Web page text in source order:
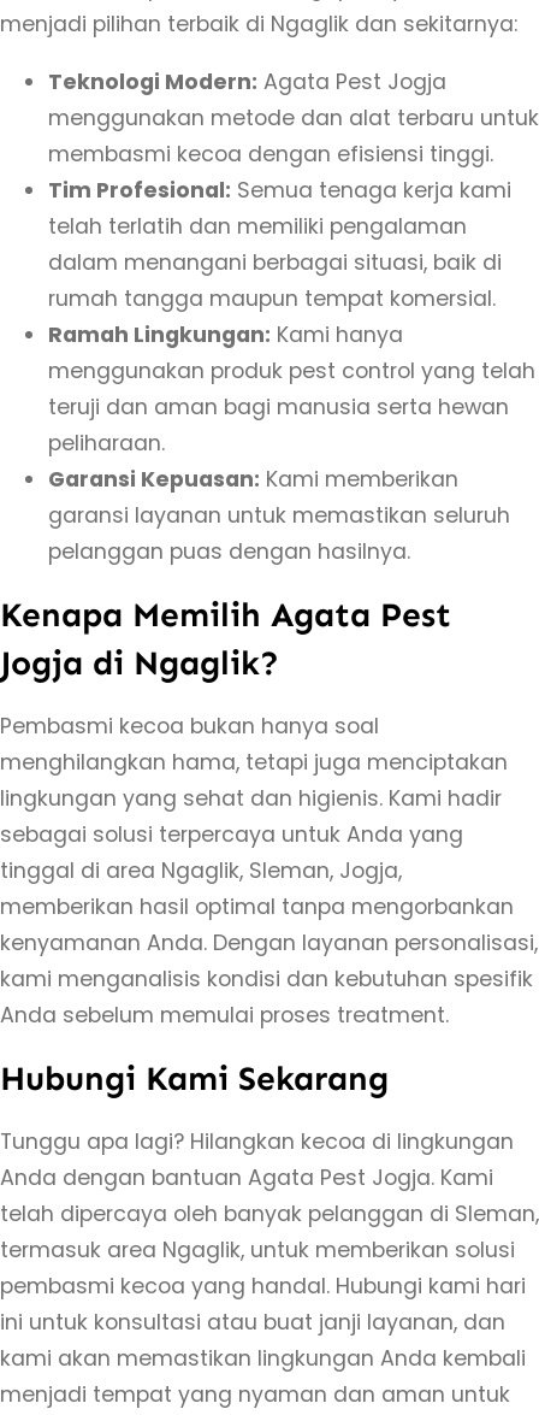
menjadi pilihan terbaik di Ngaglik dan sekitarnya:
Teknologi Modern: Agata Pest Jogja
menggunakan metode dan alat terbaru untuk
membasmi kecoa dengan efisiensi tinggi.
Tim Profesional: Semua tenaga kerja kami
telah terlatih dan memiliki pengalaman
dalam menangani berbagai situasi, baik di
rumah tangga maupun tempat komersial.
Ramah Lingkungan: Kami hanya
menggunakan produk pest control yang telah
teruji dan aman bagi manusia serta hewan
peliharaan.
Garansi Kepuasan: Kami memberikan
garansi layanan untuk memastikan seluruh
pelanggan puas dengan hasilnya.
Kenapa Memilih Agata Pest
Jogja di Ngaglik?
Pembasmi kecoa bukan hanya soal
menghilangkan hama, tetapi juga menciptakan
lingkungan yang sehat dan higienis. Kami hadir
sebagai solusi terpercaya untuk Anda yang
tinggal di area Ngaglik, Sleman, Jogja,
memberikan hasil optimal tanpa mengorbankan
kenyamanan Anda. Dengan layanan personalisasi,
kami menganalisis kondisi dan kebutuhan spesifik
Anda sebelum memulai proses treatment.
Hubungi Kami Sekarang
Tunggu apa lagi? Hilangkan kecoa di lingkungan
Anda dengan bantuan Agata Pest Jogja. Kami
telah dipercaya oleh banyak pelanggan di Sleman,
termasuk area Ngaglik, untuk memberikan solusi
pembasmi kecoa yang handal. Hubungi kami hari
ini untuk konsultasi atau buat janji layanan, dan
kami akan memastikan lingkungan Anda kembali
menjadi tempat yang nyaman dan aman untuk